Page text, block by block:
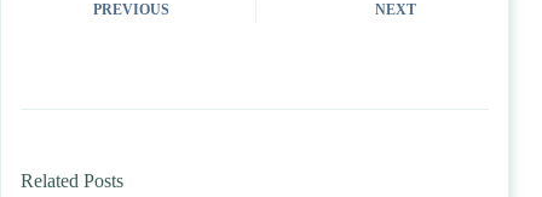
PREVIOUS NEXT
Related Posts